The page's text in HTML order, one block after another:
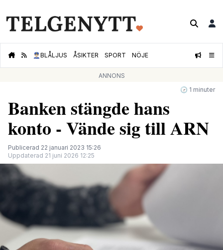
👮🏻‍♂️BLÅLJUS ÅSIKTER SPORT NÖJE
ANNONS
🕝 1 minuter
Banken stängde hans
konto - Vände sig till ARN
Publicerad 22 januari 2023 15:26
Uppdaterad 21 juni 2026 12:25